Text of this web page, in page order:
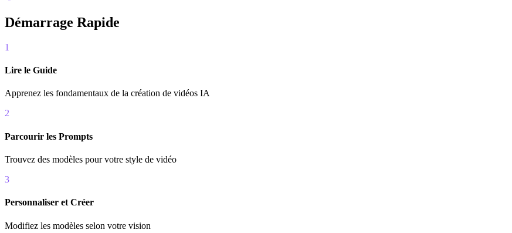
Démarrage Rapide
1
Lire le Guide
Apprenez les fondamentaux de la création de vidéos IA
2
Parcourir les Prompts
Trouvez des modèles pour votre style de vidéo
3
Personnaliser et Créer
Modifiez les modèles selon votre vision